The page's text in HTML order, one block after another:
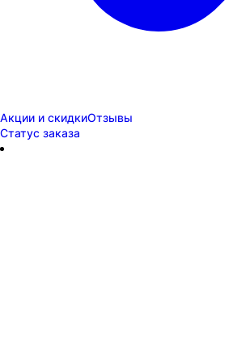
Акции и скидкиОтзывы
Статус заказа